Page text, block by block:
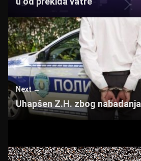
Next →
Uhapšen Z.H. zbog nabadanja